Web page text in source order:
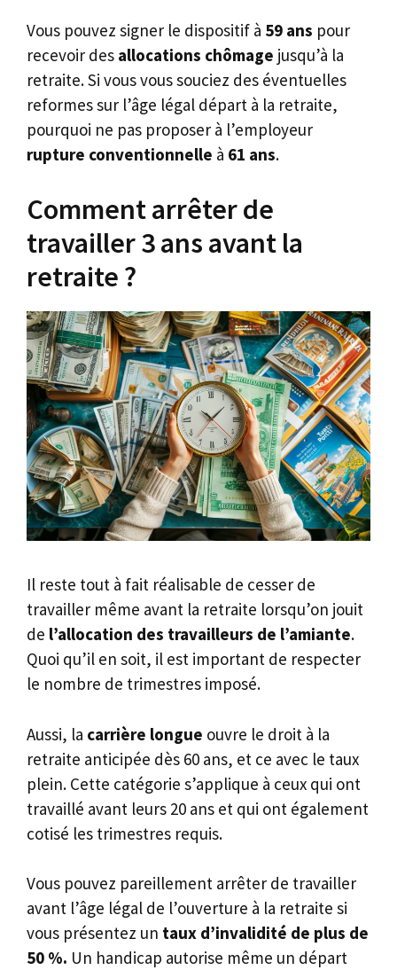
Vous pouvez signer le dispositif à 59 ans pour
recevoir des allocations chômage jusqu’à la
retraite. Si vous vous souciez des éventuelles
reformes sur l’âge légal départ à la retraite,
pourquoi ne pas proposer à l’employeur
rupture conventionnelle à 61 ans.
Comment arrêter de
travailler 3 ans avant la
retraite ?
Il reste tout à fait réalisable de cesser de
travailler même avant la retraite lorsqu’on jouit
de l’allocation des travailleurs de l’amiante.
Quoi qu’il en soit, il est important de respecter
le nombre de trimestres imposé.
Aussi, la carrière longue ouvre le droit à la
retraite anticipée dès 60 ans, et ce avec le taux
plein. Cette catégorie s’applique à ceux qui ont
travaillé avant leurs 20 ans et qui ont également
cotisé les trimestres requis.
Vous pouvez pareillement arrêter de travailler
avant l’âge légal de l’ouverture à la retraite si
vous présentez un taux d’invalidité de plus de
50 %. Un handicap autorise même un départ